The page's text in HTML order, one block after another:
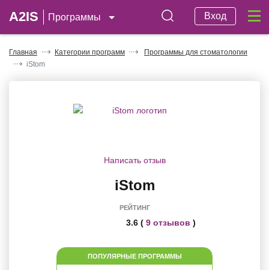
A2IS Программы Вход
Главная Категории программ
Программы для стоматологии
iStom
Написать отзыв
iStom
РЕЙТИНГ
3.6 ( 9 отзывов )
ПОПУЛЯРНЫЕ ПРОГРАММЫ